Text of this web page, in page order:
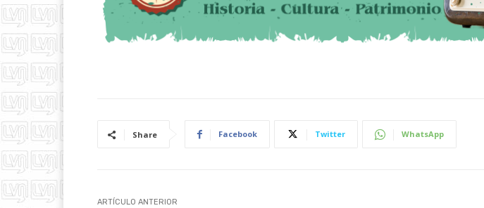
Share Facebook Twitter WhatsApp
ARTÍCULO ANTERIOR